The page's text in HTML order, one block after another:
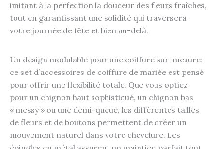
imitant à la perfection la douceur des fleurs fraîches,
tout en garantissant une solidité qui traversera
votre journée de fête et bien au-delà.
Un design modulable pour une coiffure sur-mesure:
ce set d’accessoires de coiffure de mariée est pensé
pour offrir une flexibilité totale. Que vous optiez
pour un chignon haut sophistiqué, un chignon bas
« messy » ou une demi-queue, les différentes tailles
de fleurs et de boutons permettent de créer un
mouvement naturel dans votre chevelure. Les